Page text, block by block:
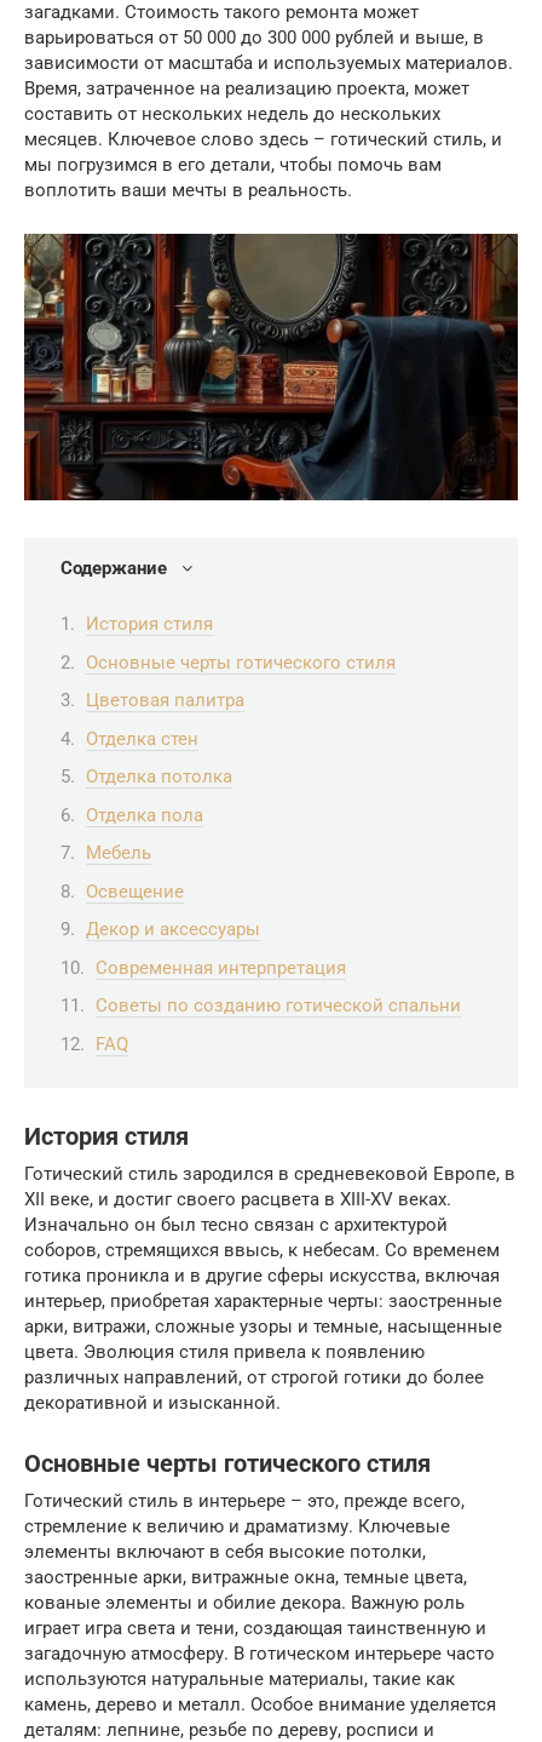
загадками. Стоимость такого ремонта может
варьироваться от 50 000 до 300 000 рублей и выше, в
зависимости от масштаба и используемых материалов.
Время, затраченное на реализацию проекта, может
составить от нескольких недель до нескольких
месяцев. Ключевое слово здесь – готический стиль, и
мы погрузимся в его детали, чтобы помочь вам
воплотить ваши мечты в реальность.
Содержание
История стиля
Основные черты готического стиля
Цветовая палитра
Отделка стен
Отделка потолка
Отделка пола
Мебель
Освещение
Декор и аксессуары
Современная интерпретация
Советы по созданию готической спальни
FAQ
История стиля
Готический стиль зародился в средневековой Европе, в
XII веке, и достиг своего расцвета в XIII-XV веках.
Изначально он был тесно связан с архитектурой
соборов, стремящихся ввысь, к небесам. Со временем
готика проникла и в другие сферы искусства, включая
интерьер, приобретая характерные черты: заостренные
арки, витражи, сложные узоры и темные, насыщенные
цвета. Эволюция стиля привела к появлению
различных направлений, от строгой готики до более
декоративной и изысканной.
Основные черты готического стиля
Готический стиль в интерьере – это, прежде всего,
стремление к величию и драматизму. Ключевые
элементы включают в себя высокие потолки,
заостренные арки, витражные окна, темные цвета,
кованые элементы и обилие декора. Важную роль
играет игра света и тени, создающая таинственную и
загадочную атмосферу. В готическом интерьере часто
используются натуральные материалы, такие как
камень, дерево и металл. Особое внимание уделяется
деталям: лепнине, резьбе по дереву, росписи и